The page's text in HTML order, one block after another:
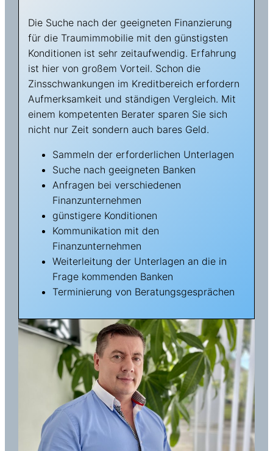
Die Suche nach der geeigneten Finanzierung
für die Traumimmobilie mit den günstigsten
Konditionen ist sehr zeitaufwendig. Erfahrung
ist hier von großem Vorteil. Schon die
Zinsschwankungen im Kreditbereich erfordern
Aufmerksamkeit und ständigen Vergleich. Mit
einem kompetenten Berater sparen Sie sich
nicht nur Zeit sondern auch bares Geld.
Sammeln der erforderlichen Unterlagen
Suche nach geeigneten Banken
Anfragen bei verschiedenen
Finanzunternehmen
günstigere Konditionen
Kommunikation mit den
Finanzunternehmen
Weiterleitung der Unterlagen an die in
Frage kommenden Banken
Terminierung von Beratungsgesprächen